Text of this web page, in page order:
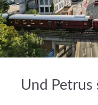
Und Petrus